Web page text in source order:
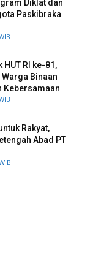
Diklat dan
Paskibraka
RI ke-81,
Binaan
Kebersamaan
Rakyat,
Abad PT